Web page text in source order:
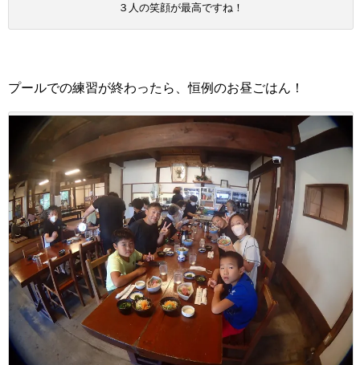
３人の笑顔が最高ですね！
プールでの練習が終わったら、恒例のお昼ごはん！